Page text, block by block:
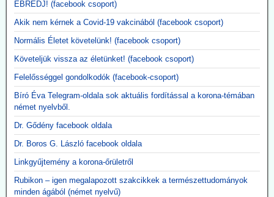
"Hatástalan és ártalmas."
ÉBREDJ! (facebook csoport)
Akik nem kérnek a Covid-19 vakcinából (facebook csoport)
Normális Életet követelünk! (facebook csoport)
Követeljük vissza az életünket! (facebook csoport)
Felelősséggel gondolkodók (facebook-csoport)
Bíró Éva Telegram-oldala sok aktuális fordítással a korona-témában
német nyelvből.
Dr. Gődény facebook oldala
Dr. Boros G. László facebook oldala
Linkgyűjtemény a korona-őrületről
Rubikon – igen megalapozott szakcikkek a természettudományok
minden ágából (német nyelvű)